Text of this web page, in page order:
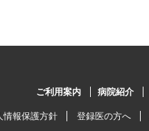
ご利用案内 病院紹介
情報保護方針 登録医の方へ